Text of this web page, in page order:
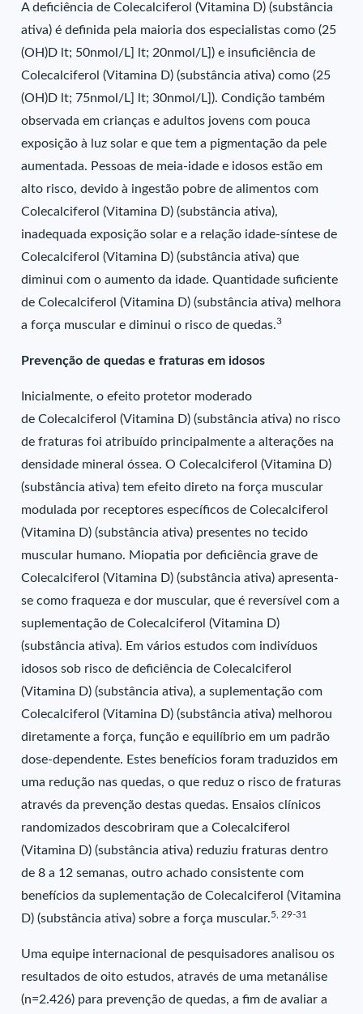
A deficiência de Colecalciferol (Vitamina D) (substância
ativa) é definida pela maioria dos especialistas como (25
(OH)D lt; 50nmol/L] lt; 20nmol/L]) e insuficiência de
Colecalciferol (Vitamina D) (substância ativa) como (25
(OH)D lt; 75nmol/L] lt; 30nmol/L]). Condição também
observada em crianças e adultos jovens com pouca
exposição à luz solar e que tem a pigmentação da pele
aumentada. Pessoas de meia-idade e idosos estão em
alto risco, devido à ingestão pobre de alimentos com
Colecalciferol (Vitamina D) (substância ativa),
inadequada exposição solar e a relação idade-síntese de
Colecalciferol (Vitamina D) (substância ativa) que
diminui com o aumento da idade. Quantidade suficiente
de Colecalciferol (Vitamina D) (substância ativa) melhora
a força muscular e diminui o risco de quedas.3
Prevenção de quedas e fraturas em idosos
Inicialmente, o efeito protetor moderado
de Colecalciferol (Vitamina D) (substância ativa) no risco
de fraturas foi atribuído principalmente a alterações na
densidade mineral óssea. O Colecalciferol (Vitamina D)
(substância ativa) tem efeito direto na força muscular
modulada por receptores específicos de Colecalciferol
(Vitamina D) (substância ativa) presentes no tecido
muscular humano. Miopatia por deficiência grave de
Colecalciferol (Vitamina D) (substância ativa) apresenta-
se como fraqueza e dor muscular, que é reversível com a
suplementação de Colecalciferol (Vitamina D)
(substância ativa). Em vários estudos com indivíduos
idosos sob risco de deficiência de Colecalciferol
(Vitamina D) (substância ativa), a suplementação com
Colecalciferol (Vitamina D) (substância ativa) melhorou
diretamente a força, função e equilíbrio em um padrão
dose-dependente. Estes benefícios foram traduzidos em
uma redução nas quedas, o que reduz o risco de fraturas
através da prevenção destas quedas. Ensaios clínicos
randomizados descobriram que a Colecalciferol
(Vitamina D) (substância ativa) reduziu fraturas dentro
de 8 a 12 semanas, outro achado consistente com
benefícios da suplementação de Colecalciferol (Vitamina
D) (substância ativa) sobre a força muscular.5, 29-31
Uma equipe internacional de pesquisadores analisou os
resultados de oito estudos, através de uma metanálise
(n=2.426) para prevenção de quedas, a fim de avaliar a